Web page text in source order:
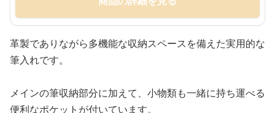
革製でありながら多機能な収納スペースを備えた実用的な
筆入れです。
メインの筆収納部分に加えて、小物類も一緒に持ち運べる
便利なポケットが付いています。